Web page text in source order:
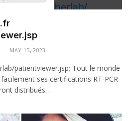
MAY 15, 2023
patientviewer.jsp; Tout le monde
ses certifications RT-PCR
distribués…